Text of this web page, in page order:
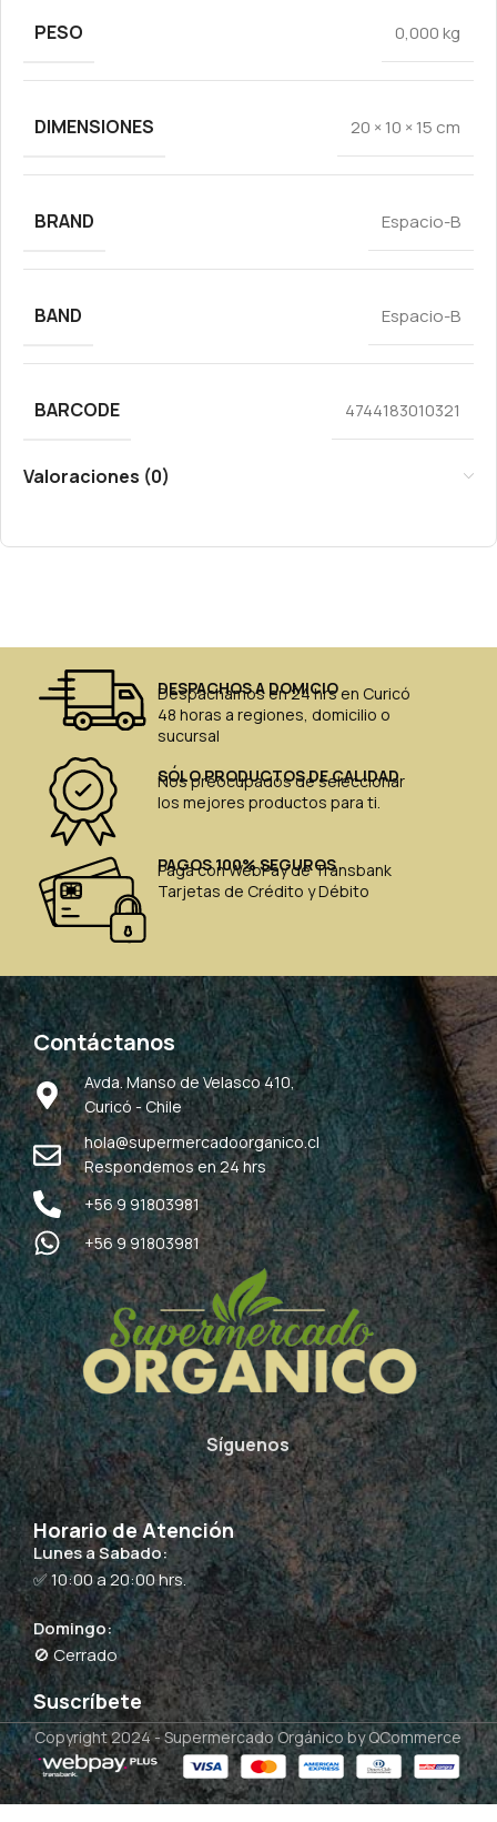
PESO
0,000 kg
DIMENSIONES 20 × 10 × 15 cm
BRAND Espacio-B
BAND Espacio-B
BARCODE 4744183010321
Valoraciones (0)
DESPACHOS A DOMICIO
Despachamos en 24 hrs en Curicó
48 horas a regiones, domicilio o
sucursal
SÓLO PRODUCTOS DE CALIDAD
Nos preocupados de seleccionar
los mejores productos para ti.
PAGOS 100% SEGUROS
Paga con WebPay de Transbank
Tarjetas de Crédito y Débito
Contáctanos
Avda. Manso de Velasco 410,
Curicó - Chile
hola@supermercadoorganico.cl
Respondemos en 24 hrs
+56 9 91803981
+56 9 91803981
Síguenos
Horario de Atención
Lunes a Sabado:
✅ 10:00 a 20:00 hrs.
Domingo:
🚫 Cerrado
Suscríbete
Copyright 2024 -Supermercado Orgánico by QCommerce